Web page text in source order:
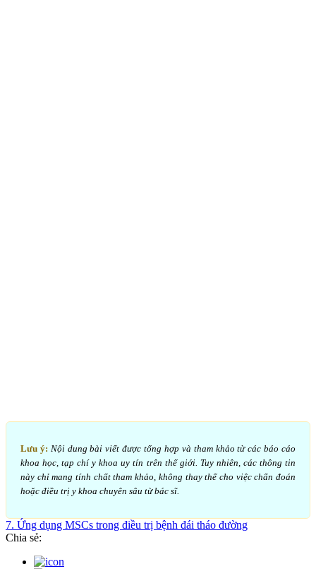
Lưu ý: Nội dung bài viết được tổng hợp và tham khảo từ các báo cáo
khoa học, tạp chí y khoa uy tín trên thế giới. Tuy nhiên, các thông tin
này chỉ mang tính chất tham khảo, không thay thế cho việc chẩn đoán
hoặc điều trị y khoa chuyên sâu từ bác sĩ.
7. Ứng dụng MSCs trong điều trị bệnh đái tháo đường
Chia sẻ: